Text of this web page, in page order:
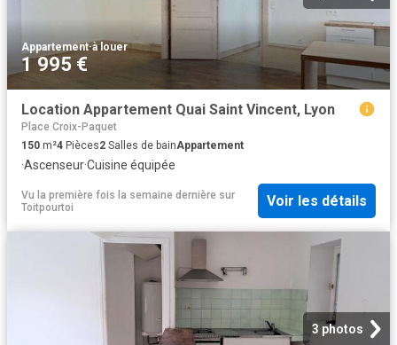
Appartement·à louer
1 995 €
Location Appartement Quai Saint Vincent, Lyon
Place Croix-Paquet
150 m²4 Pièces2 Salles de bainAppartement
·Ascenseur·Cuisine équipée
Vu la première fois la semaine dernière sur
Toitpourtoi
Voir les détails
3 photos